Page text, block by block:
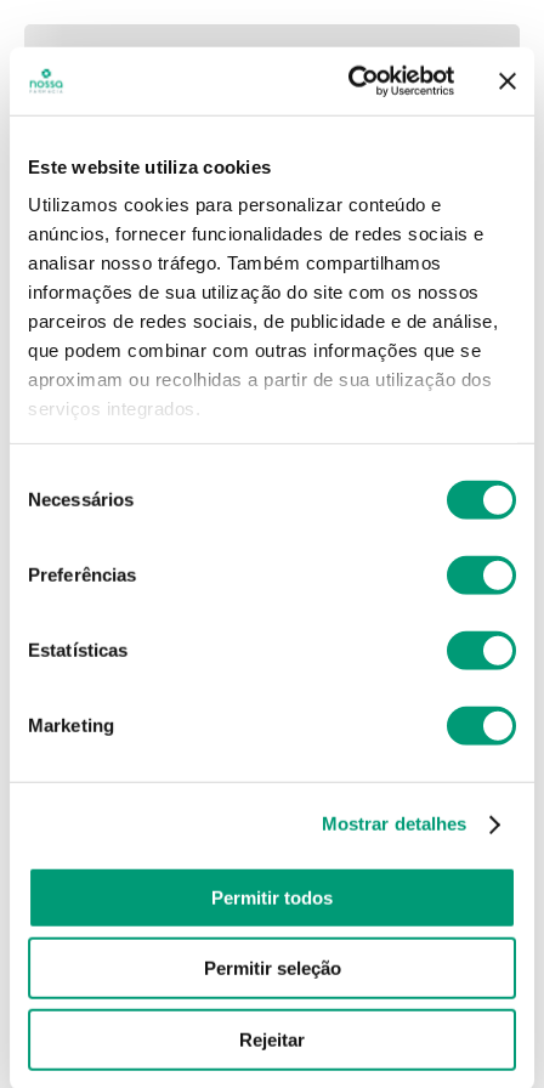
Este website utiliza cookies
Utilizamos cookies para personalizar conteúdo e
anúncios, fornecer funcionalidades de redes sociais e
analisar nosso tráfego. Também compartilhamos
informações de sua utilização do site com os nossos
parceiros de redes sociais, de publicidade e de análise,
que podem combinar com outras informações que se
aproximam ou recolhidas a partir de sua utilização dos
serviços integrados.
Necessários
Preferências
Estatísticas
Marketing
Mostrar detalhes
Permitir todos
Permitir seleção
Rejeitar